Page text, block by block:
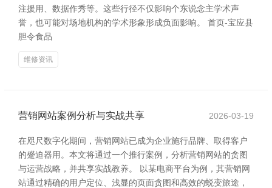
注援用、数据作秀等。这些行径不仅影响个东说念主学术声
誉，也可能对场地机构的学术形象形成负面影响。 首页-宝应县
胆令食品
维修资讯
营销网站案例分析与实战共享 2026-03-19
在咫尺数字化期间，营销网站已成为企业施行品牌、取得客户
的蹙迫器用。本文将通过一个推行案例，分析营销网站的贪图
与运营战略，并共享实战教养。 以某电商平台为例，其营销网
站通过精确的用户定位、浅显的页面贪图和高效的蜕变旅途，